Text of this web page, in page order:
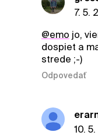
7. 5.
@emo jo,
dospiet a
strede ;-)
Odpovedať
10.